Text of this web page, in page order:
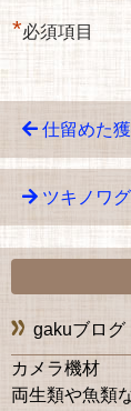
*必須項目
仕留めた
ツキノワ
gakuブログ
カメラ機材
両生類や魚類